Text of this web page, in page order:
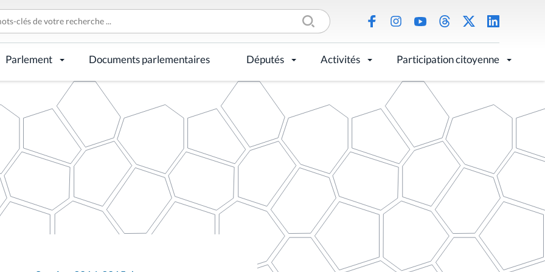
Parlement Documents parlementaires Députés Activités Participation citoyenne